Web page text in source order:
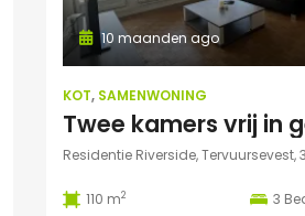
10 maanden ago
KOT, SAMENWONING
Residentie Riverside, Tervuursevest,
110 m2 3